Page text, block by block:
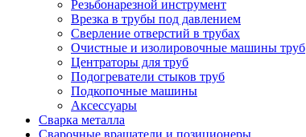
Резьбонарезной инструмент
Врезка в трубы под давлением
Сверление отверстий в трубах
Очистные и изолировочные машины труб
Центраторы для труб
Подогреватели стыков труб
Подкопочные машины
Аксессуары
Сварка металла
Сварочные вращатели и позиционеры